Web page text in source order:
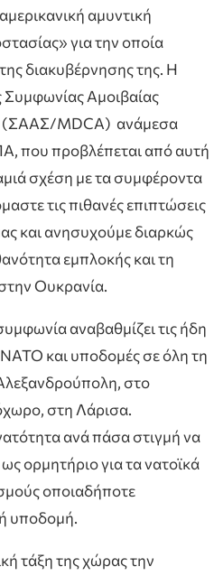
αμυντική
για την οποία
διακυβέρνησης της. Η
Συμφωνίας Αμοιβαίας
(ΣΑΑΣ/MDCA) ανάμεσα
που προβλέπεται από αυτή
σχέση με τα συμφέροντα
τις πιθανές επιπτώσεις
και ανησυχούμε διαρκώς
εμπλοκής και τη
Ουκρανία.
αναβαθμίζει τις ήδη
και υποδομές σε όλη τη
στο
στη Λάρισα.
ανά πάσα στιγμή να
ορμητήριο για τα νατοϊκά
οποιαδήποτε
υποδομή.
τάξη της χώρας την